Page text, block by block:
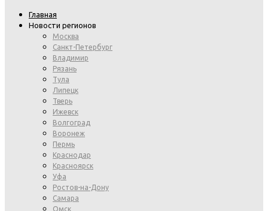
Главная
Новости регионов
Москва
Санкт-Петербург
Владимир
Рязань
Тула
Липецк
Тверь
Ижевск
Волгоград
Воронеж
Пермь
Краснодар
Красноярск
Уфа
Ростов-на-Дону
Самара
Омск